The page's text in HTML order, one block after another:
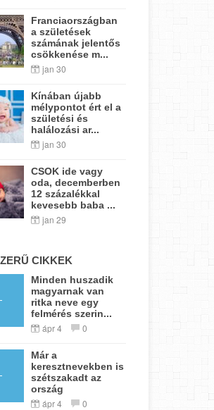
Franciaországban
a születések
számának jelentős
csökkenése m...
jan 30
Kínában újabb
mélypontot ért el a
születési és
halálozási ar...
jan 30
CSOK ide vagy
oda, decemberben
12 százalékkal
kevesebb baba ...
jan 29
CIKKEK
Minden huszadik
magyarnak van
ritka neve egy
felmérés szerin...
ápr 4 0
Már a
keresztnevekben is
szétszakadt az
ország
ápr 4 0